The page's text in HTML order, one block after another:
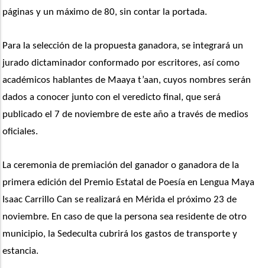
páginas y un máximo de 80, sin contar la portada.
Para la selección de la propuesta ganadora, se integrará un
jurado dictaminador conformado por escritores, así como
académicos hablantes de Maaya t’aan, cuyos nombres serán
dados a conocer junto con el veredicto final, que será
publicado el 7 de noviembre de este año a través de medios
oficiales.
La ceremonia de premiación del ganador o ganadora de la
primera edición del Premio Estatal de Poesía en Lengua Maya
Isaac Carrillo Can se realizará en Mérida el próximo 23 de
noviembre. En caso de que la persona sea residente de otro
municipio, la Sedeculta cubrirá los gastos de transporte y
estancia.